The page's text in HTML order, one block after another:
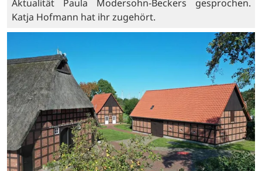
Aktualität Paula Modersohn-Beckers gesprochen.
Katja Hofmann hat ihr zugehört.